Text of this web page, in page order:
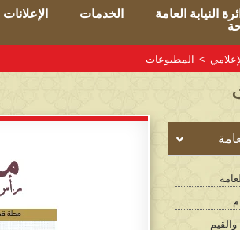
النيابة العامة الخدمات
> المطبوعات
والقيم